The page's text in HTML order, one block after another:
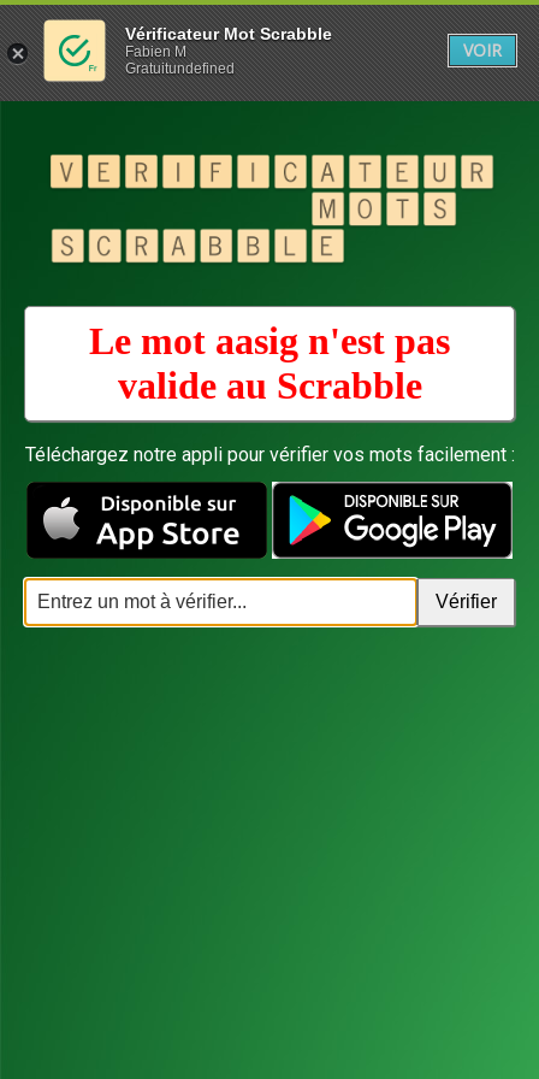
Le mot aasig n'est pas
valide au Scrabble
Téléchargez notre appli pour vérifier vos mots facilement :
Vérificateur Mot Scrabble
Fabien M
Gratuitundefined
VOIR